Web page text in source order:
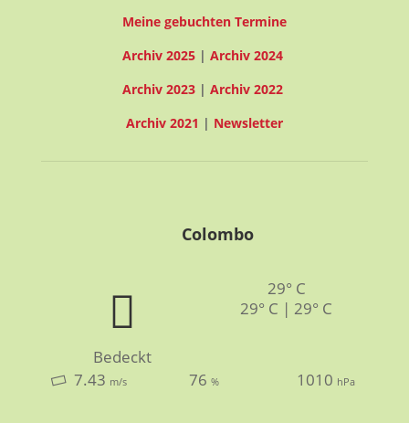
Meine gebuchten Termine
Archiv 2025| Archiv 2024
Archiv 2023| Archiv 2022
Archiv 2021 | Newsletter
Colombo
Bedeckt
29° C
29° C | 29° C
7.43 m/s 76% 1010 hPa